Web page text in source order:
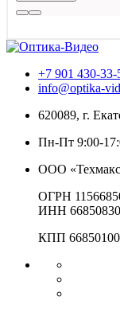
+7 901 430-33-
info@optika-
620089, г.
Пн-Пт 9:00-
ООО
ОГРН
ИНН
КПП